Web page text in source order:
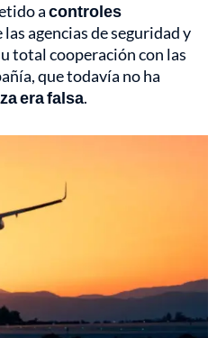
acontroles
agencias de seguridad y
total cooperación con las
que todavía no ha
era falsa.